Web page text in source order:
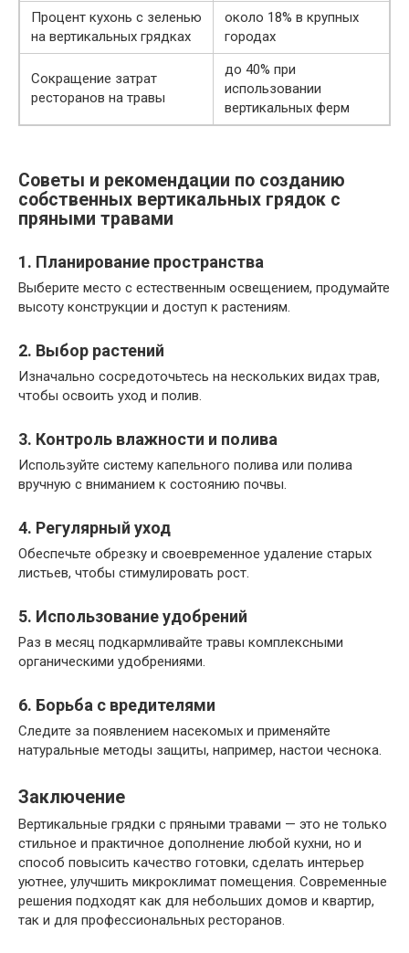
Процент кухонь с зеленью
на вертикальных грядках
около 18% в крупных
городах
Сокращение затрат
ресторанов на травы
до 40% при
использовании
вертикальных ферм
Советы и рекомендации по созданию
собственных вертикальных грядок с
пряными травами
1. Планирование пространства
Выберите место с естественным освещением, продумайте
высоту конструкции и доступ к растениям.
2. Выбор растений
Изначально сосредоточьтесь на нескольких видах трав,
чтобы освоить уход и полив.
3. Контроль влажности и полива
Используйте систему капельного полива или полива
вручную с вниманием к состоянию почвы.
4. Регулярный уход
Обеспечьте обрезку и своевременное удаление старых
листьев, чтобы стимулировать рост.
5. Использование удобрений
Раз в месяц подкармливайте травы комплексными
органическими удобрениями.
6. Борьба с вредителями
Следите за появлением насекомых и применяйте
натуральные методы защиты, например, настои чеснока.
Заключение
Вертикальные грядки с пряными травами — это не только
стильное и практичное дополнение любой кухни, но и
способ повысить качество готовки, сделать интерьер
уютнее, улучшить микроклимат помещения. Современные
решения подходят как для небольших домов и квартир,
так и для профессиональных ресторанов.